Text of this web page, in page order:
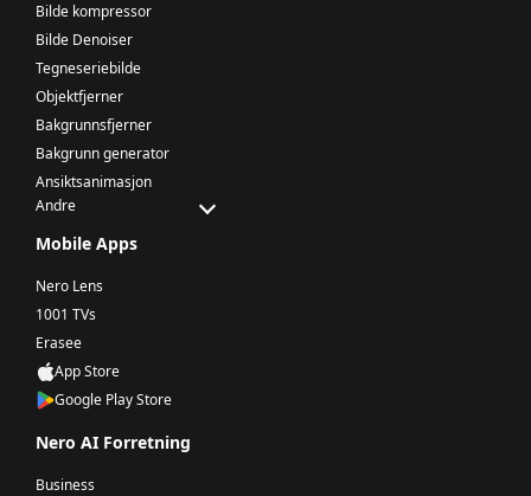
Bilde kompressor
Bilde Denoiser
Tegneseriebilde
Objektfjerner
Bakgrunnsfjerner
Bakgrunn generator
Ansiktsanimasjon
Andre
Mobile Apps
Nero Lens
1001 TVs
Erasee
App Store
Google Play Store
Nero AI Forretning
Business